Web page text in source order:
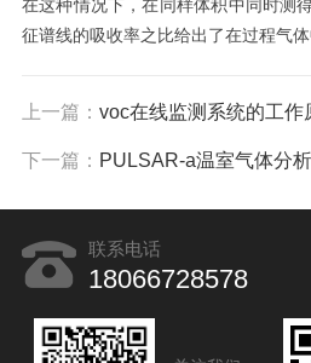
在这种情况下，在同样体积中同时测
征谱线的吸收率之比给出了在过程气体
上一篇： voc在线监测系统的工作
下一篇： PULSAR-a温室气体分
联系电话
18066728578